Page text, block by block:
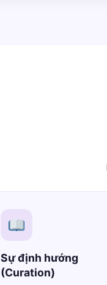
Sự định hướng
(Curation)